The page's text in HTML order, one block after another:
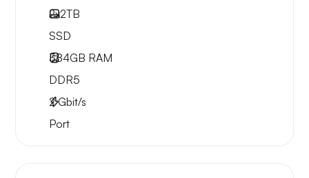
2x2TB
SSD
384GB RAM
DDR5
2Gbit/s
Port